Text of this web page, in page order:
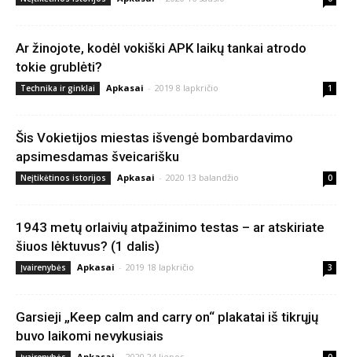
Ar žinojote, kodėl vokiški APK laikų tankai atrodo
tokie grublėti?
Technika ir ginklai Apkasai - 2019 8 lapkričio 1
Šis Vokietijos miestas išvengė bombardavimo
apsimesdamas šveicarišku
Neįtikėtinos istorijos Apkasai - 2020 13 balandžio 0
1943 metų orlaivių atpažinimo testas – ar atskiriate
šiuos lėktuvus? (1 dalis)
Įvairenybės Apkasai - 2019 18 lapkričio 3
Garsieji „Keep calm and carry on“ plakatai iš tikrųjų
buvo laikomi nevykusiais